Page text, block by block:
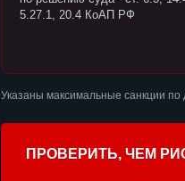
5.27.1, 20.4 КоАП РФ
Указаны максимальные санкции
ПРОВЕРИТЬ, ЧЕМ